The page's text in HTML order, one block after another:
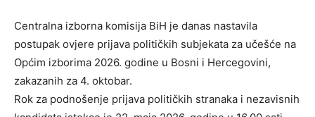
Centralna izborna komisija BiH je danas nastavila
postupak ovjere prijava političkih subjekata za učešće na
Općim izborima 2026. godine u Bosni i Hercegovini,
zakazanih za 4. oktobar.
Rok za podnošenje prijava političkih stranaka i nezavisnih